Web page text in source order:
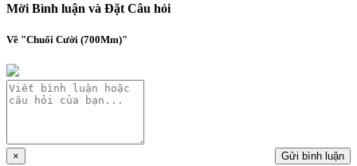
Mời Bình luận và Đặt Câu hỏi
Về "Chuối Cười (700Mm)"
Gửi bình luận
×